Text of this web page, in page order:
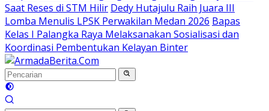
Saat Reses di STM Hilir Dedy Hutajulu Raih Juara III
Lomba Menulis LPSK Perwakilan Medan 2026 Bapas
Kelas I Palangka Raya Melaksanakan Sosialisasi dan
Koordinasi Pembentukan Kelayan Binter